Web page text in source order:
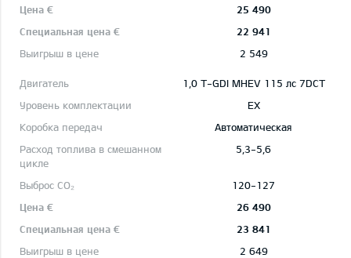
25 490
22 941
2 549
1,0 T-GDI MHEV 115 лс 7DCT
EX
Автоматическая
5,3-5,6
120-127
26 490
23 841
2 649